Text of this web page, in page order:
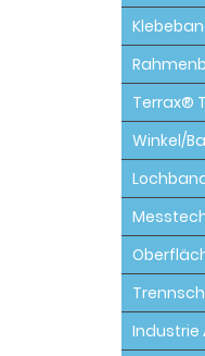
Terrax®
Winkel/
Industrie